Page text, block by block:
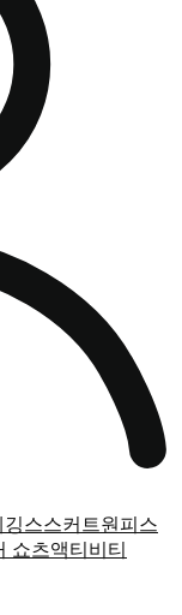
깅스스커트원피스
쇼츠액티비티